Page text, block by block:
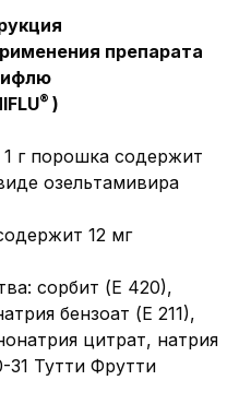
препарата
® )
1 г порошка содержит
озельтамивира
12 мг
сорбит (Е 420),
бензоат (Е 211),
цитрат, натрия
31 Тутти Фрутти